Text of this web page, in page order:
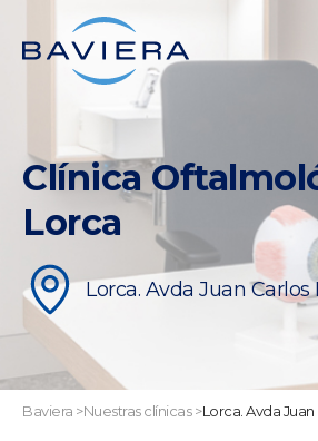
Clínica
Lorca
Lorca. Avda Juan Carlos
Baviera >Nuestras clínicas>Lorca. Avda Juan